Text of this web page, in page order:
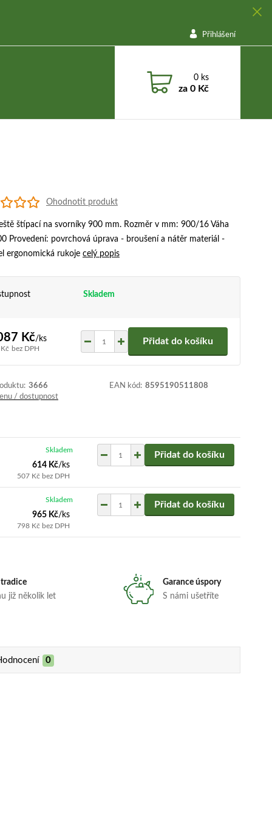
Přihlášení
0 ks
za0 Kč
Ohodnotit produkt
štípací na svorníky 900 mm. Rozměr v mm: 900/16 Váha
Provedení: povrchová úprava - broušení a nátěr materiál -
ergonomická rukoje celý popis
Skladem
Kč/ks
bez DPH
Přidat do košíku
3666 EAN kód: 8595190511808
/ dostupnost
614 Kč/ ks
507 Kč bez DPH
Skladem Přidat do košíku
965 Kč/ ks
798 Kč bez DPH
Skladem Přidat do košíku
již několik let
Garance úspory
S námi ušetříte
0